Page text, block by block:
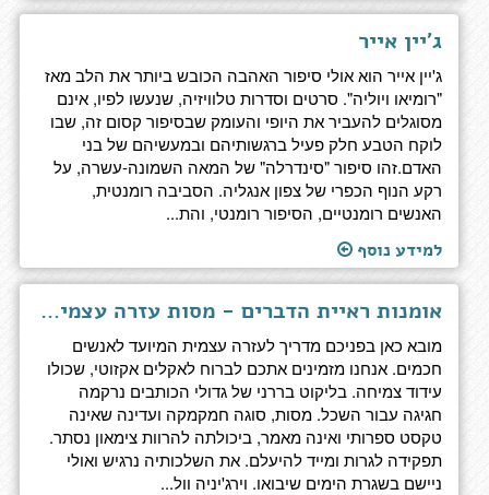
ג'יין אייר
ג'יין אייר הוא אולי סיפור האהבה הכובש ביותר את הלב מאז
"רומיאו ויוליה". סרטים וסדרות טלוויזיה, שנעשו לפיו, אינם
מסוגלים להעביר את היופי והעומק שבסיפור קסום זה, שבו
לוקח הטבע חלק פעיל ברגשותיהם ובמעשיהם של בני
האדם.זהו סיפור "סינדרלה" של המאה השמונה-עשרה, על
רקע הנוף הכפרי של צפון אנגליה. הסביבה רומנטית,
האנשים רומנטיים, הסיפור רומנטי, והת...
למידע נוסף
אומנות ראיית הדברים - מסות עזרה עצמית עבור חכמים
מובא כאן בפניכם מדריך לעזרה עצמית המיועד לאנשים
חכמים. אנחנו מזמינים אתכם לברוח לאקלים אקזוטי, שכולו
עידוד צמיחה. בליקוט בררני של גדולי הכותבים נרקמה
חגיגה עבור השכל. מסות, סוגה חמקמקה ועדינה שאינה
טקסט ספרותי ואינה מאמר, ביכולתה להרוות צימאון נסתר.
תפקידה לגרות ומייד להיעלם. את השלכותיה נרגיש ואולי
ניישם בשגרת הימים שיבואו. וירג'יניה וול...